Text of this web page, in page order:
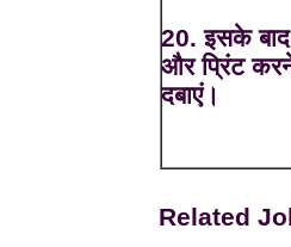
20. इसके बाद
और प्रिंट
दबाएं।
Related